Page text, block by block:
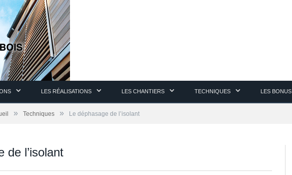
LES RÉALISATIONS LES CHANTIERS TECHNIQUES LES BONUS
» Techniques » Le déphasage de l’isolant
de l’isolant